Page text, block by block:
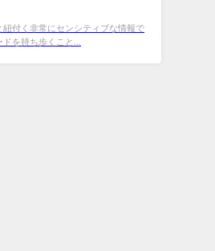
付く非常にセンシティブな情報で
を持ち歩くこと...